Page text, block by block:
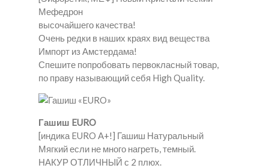
Мефедрон
высочайшего качества!
Очень редки в наших краях вид вещества
Импорт из Амстердама!
Спешите попробовать первокласный товар,
по праву называющий себя High Quality.
Гашиш EURO
[индика EURO A+!] Гашиш Натуральный
Мягкий если не много нагреть, темный.
НАКУР ОТЛИЧНЫЙ с 2 плюх.